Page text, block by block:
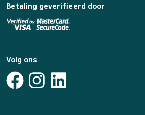
Betaling geverifieerd door
Volg ons